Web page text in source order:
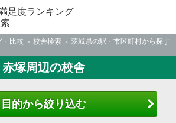
足度ランキング
・比較 校舎検索
茨城県の駅・市区町村から探す
赤塚周辺の校舎
目的から絞り込む